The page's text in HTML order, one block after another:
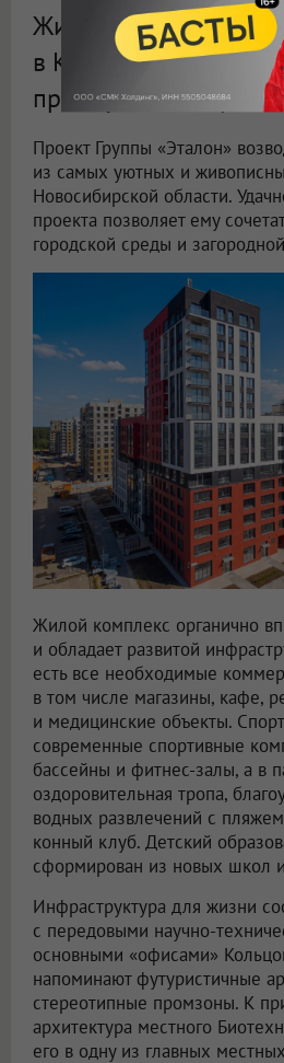
Жилой комплекс
в Кольцово»:
преимущества
Проект Группы «Эталон»
из самых уютных и
Новосибирской области.
проекта позволяет ему
городской среды и
Жилой комплекс органично
и обладает развитой
есть все необходимые
в том числе магазины, кафе,
и медицинские объекты.
современные спортивные
бассейны и фитнес-залы, а в
оздоровительная тропа,
водных развлечений с
конный клуб. Детский
сформирован из новых школ
Инфраструктура для жизни
с передовыми научно-
основными «офисами»
напоминают футуристичные
стереотипные промзоны. К
архитектура местного
его в одну из главных местных